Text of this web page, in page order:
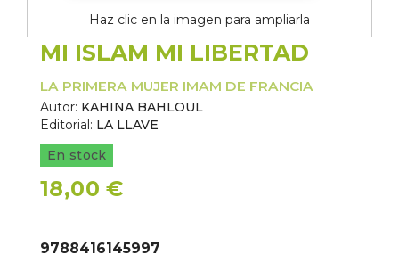
Haz clic en la imagen para ampliarla
MI ISLAM MI LIBERTAD
LA PRIMERA MUJER IMAM DE FRANCIA
Autor: KAHINA BAHLOUL
Editorial: LA LLAVE
En stock
18,00 €
9788416145997